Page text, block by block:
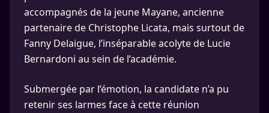
accompagnés de la jeune Mayane, ancienne
partenaire de Christophe Licata, mais surtout de
Fanny Delaigue, l’inséparable acolyte de Lucie
Bernardoni au sein de l’académie.
Submergée par l’émotion, la candidate n’a pu
retenir ses larmes face à cette réunion